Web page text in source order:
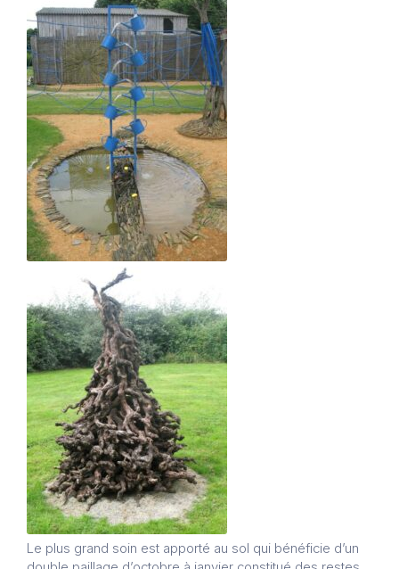
Le plus grand soin est apporté au sol qui bénéficie d’un